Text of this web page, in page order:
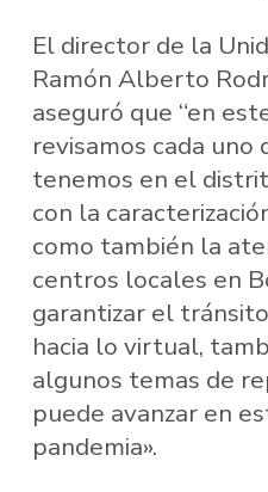
El director de la
Ramón Alberto
aseguró que “en
revisamos cada uno
tenemos en el
con la
como también la
centros locales en
garantizar el
hacia lo virtual,
algunos temas de
puede avanzar en
pandemia».